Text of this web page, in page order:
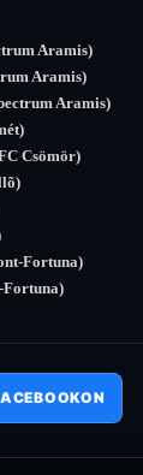
Aramis)
Aramis)
Aramis)
Csömör)
Fortuna)
Fortuna)